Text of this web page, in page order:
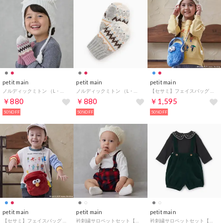
petit main
￥880
50%OFF
petit main
￥880
50%OFF
petit main
￥1,595
50%OFF
petit main petit main petit main